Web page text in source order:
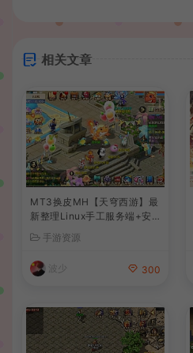
相关文章
MT3换皮MH【天穹西游】最
新整理Linux手工服务端+安
建教程+全套源码+视频教程
手游资源
波少 300